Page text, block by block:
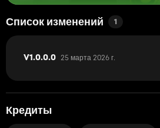
Список изменений 1
V1.0.0.0 25 марта 2026 г.
Кредиты